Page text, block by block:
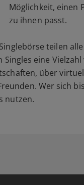
Möglichkeit, einen
zu ihnen passt.
teilen
eine
über
Wer sich
nutzen.